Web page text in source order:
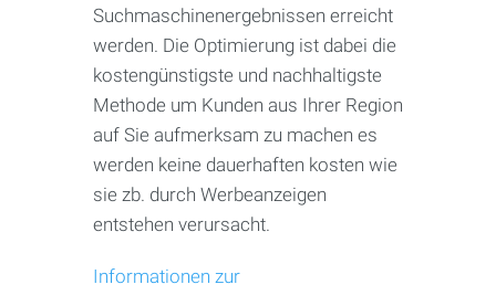
Suchmaschinenergebnissen erreicht
werden. Die Optimierung ist dabei die
kostengünstigste und nachhaltigste
Methode um Kunden aus Ihrer Region
auf Sie aufmerksam zu machen es
werden keine dauerhaften kosten wie
sie zb. durch Werbeanzeigen
entstehen verursacht.
Informationen zur